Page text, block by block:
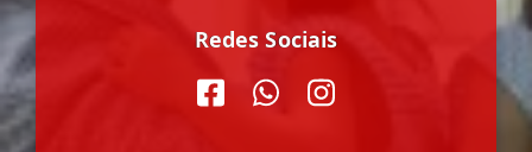
Redes Sociais